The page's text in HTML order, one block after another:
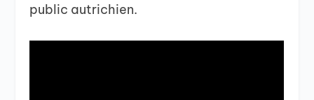
public autrichien.